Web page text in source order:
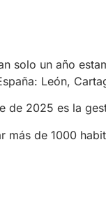
solo un año
León,
de 2025 es la
más de 1000